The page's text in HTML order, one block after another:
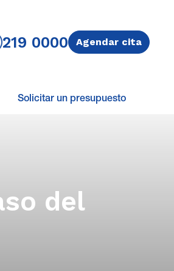
219 0000 Agendar cita
Solicitar un presupuesto
del